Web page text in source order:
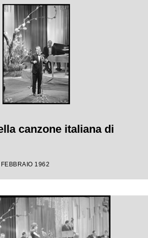
canzone italiana di
1962